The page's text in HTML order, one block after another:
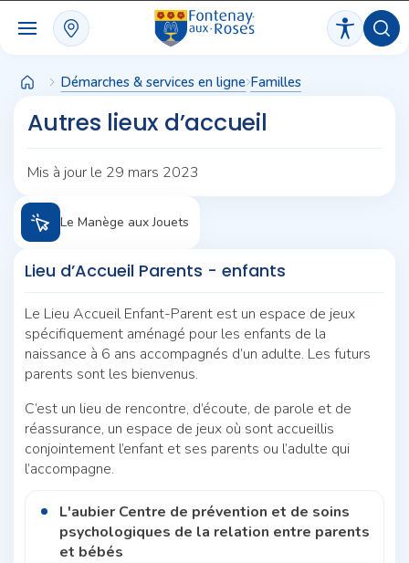
Démarches & services en ligne Familles
Autres lieux d’accueil
Mis à jour le 29 mars 2023
Le Manège aux Jouets
Lieu d’Accueil Parents - enfants
Le Lieu Accueil Enfant-Parent est un espace de jeux
spécifiquement aménagé pour les enfants de la
naissance à 6 ans accompagnés d’un adulte. Les futurs
parents sont les bienvenus.
C’est un lieu de rencontre, d’écoute, de parole et de
réassurance, un espace de jeux où sont accueillis
conjointement l’enfant et ses parents ou l’adulte qui
l’accompagne.
L'aubier Centre de prévention et de soins
psychologiques de la relation entre parents
et bébés
Panneau de gestion des cookies